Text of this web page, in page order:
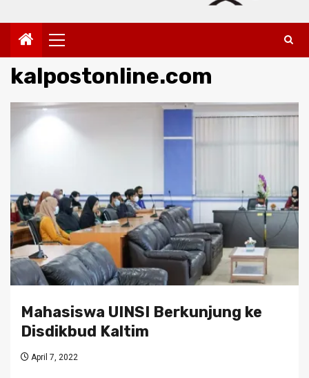
Primary
Menu
kalpostonline.com
Mahasiswa UINSI Berkunjung ke
Disdikbud Kaltim
April 7, 2022